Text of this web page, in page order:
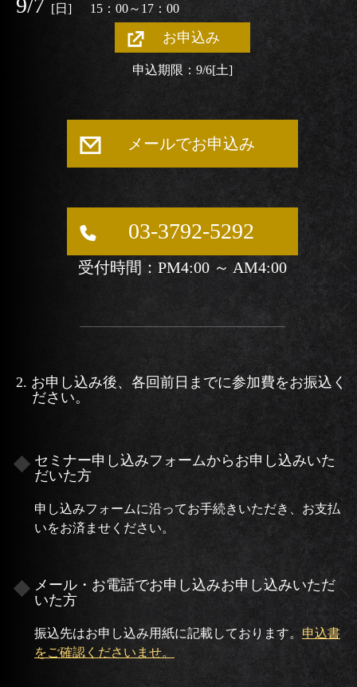
[日] 15：00～17：00
お申込み
申込期限：9/6[土]
メールでお申込み
03-3792-5292
受付時間：PM4:00 ～ AM4:00
2. お申し込み後、各回前日までに参加費をお振込く
ださい。
セミナー申し込みフォームからお申し込みいた
だいた方
申し込みフォームに沿ってお手続きいただき、お支払
いをお済ませください。
メール・お電話でお申し込みお申し込みいただ
いた方
振込先はお申し込み用紙に記載しております。 申込書
をご確認くださいませ。